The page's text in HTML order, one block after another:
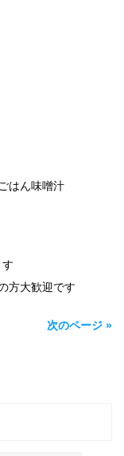
はん味噌汁
方大歓迎です
次のページ »